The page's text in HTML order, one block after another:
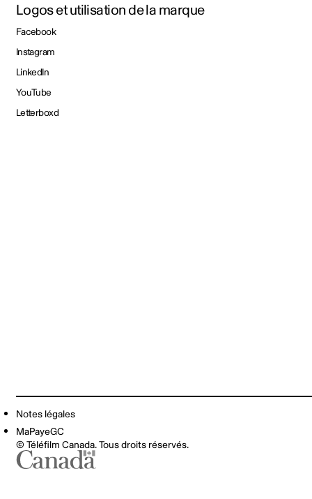
Logos et utilisation de la marque
Facebook
Instagram
LinkedIn
YouTube
Letterboxd
Notes légales
MaPayeGC
© Téléfilm Canada. Tous droits réservés.